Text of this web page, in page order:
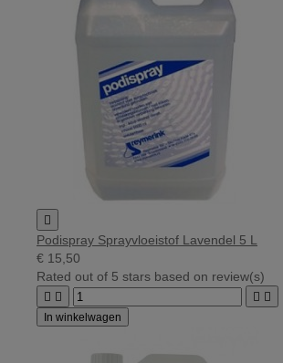

Podispray Sprayvloeistof Lavendel 5 L
€ 15,50
Rated out of 5 stars based on review(s)
   
In winkelwagen